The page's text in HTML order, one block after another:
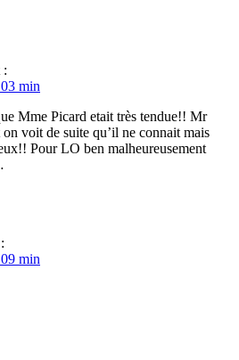
:
min
Mme Picard etait très tendue!! Mr
voit de suite qu’il ne connait mais
Pour LO ben malheureusement
min